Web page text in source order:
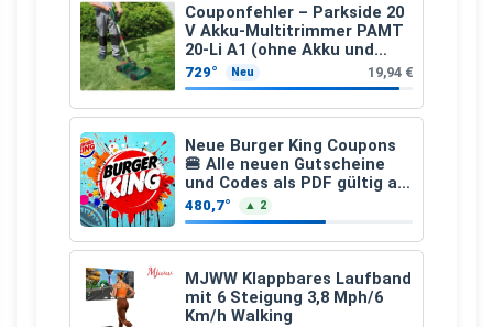
Couponfehler – Parkside 20
V Akku-Multitrimmer PAMT
20-Li A1 (ohne Akku und
Ladegerät)
729° Neu 19,94 €
Neue Burger King Coupons
🍔 Alle neuen Gutscheine
und Codes als PDF gültig ab
25.07.2026 bis 04.09.2026
480,7° ▲ 2
MJWW Klappbares Laufband
mit 6 Steigung 3,8 Mph/6
Km/h Walking